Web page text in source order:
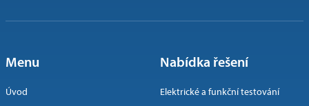
Menu
Úvod
Nabídka řešení
Elektrické a funkční testování